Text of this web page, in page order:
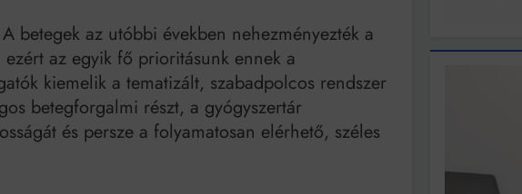
betegek az utóbbi években nehezményezték a
az egyik fő prioritásunk ennek a
kiemelik a tematizált, szabadpolcos rendszer
betegforgalmi részt, a gyógyszertár
és persze a folyamatosan elérhető, széles